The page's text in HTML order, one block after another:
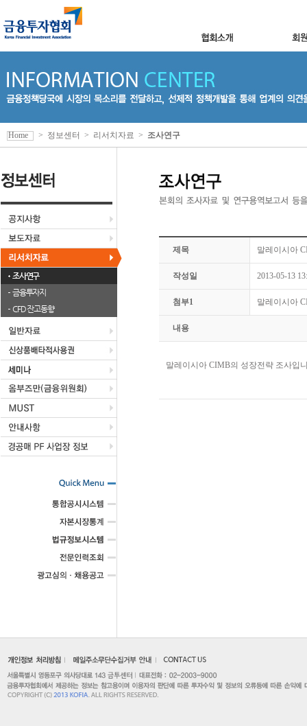
조사연구
금융투자지
CFD 잔고동향
Home > 정보센터 > 리서치자료 > 조사연구
제목 말레이시아
작성일 2013-05-13
첨부1 말레이시아
내용
말레이시아 CIMB의 성장전략 조사입